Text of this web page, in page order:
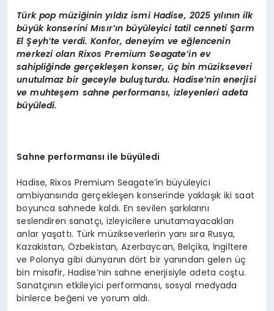
Türk pop müziğinin yıldız ismi Hadise, 2025 yılının ilk
büyük konserini Mısır’ın büyüleyici tatil cenneti Şarm
El Şeyh’te verdi. Konfor, deneyim ve eğlencenin
merkezi olan Rixos Premium Seagate’in ev
sahipliğinde gerçekleşen konser, üç bin müzikseveri
unutulmaz bir geceyle buluşturdu. Hadise’nin enerjisi
ve muhteşem sahne performansı, izleyenleri adeta
büyüledi.
Sahne performansı ile büyüledi
Hadise, Rixos Premium Seagate’in büyüleyici
ambiyansında gerçekleşen konserinde yaklaşık iki saat
boyunca sahnede kaldı. En sevilen şarkılarını
seslendiren sanatçı, izleyicilere unutamayacakları
anlar yaşattı. Türk müzikseverlerin yanı sıra Rusya,
Kazakistan, Özbekistan, Azerbaycan, Belçika, İngiltere
ve Polonya gibi dünyanın dört bir yanından gelen üç
bin misafir, Hadise’nin sahne enerjisiyle adeta coştu.
Sanatçının etkileyici performansı, sosyal medyada
binlerce beğeni ve yorum aldı.